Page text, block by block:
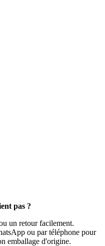
pas ?
un retour facilement.
ou par téléphone pour
emballage d'origine.